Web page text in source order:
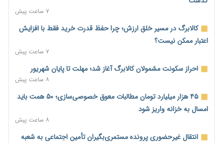
۷ ساعت پیش
کالابرگ در مسیر خلق ارزش؛ چرا حفظ قدرت خرید فقط با افزایش
اعتبار ممکن نیست؟
۷ ساعت پیش
احراز سکونت مشمولان کالابرگ آغاز شد؛ مهلت تا پایان شهریور
۸ ساعت پیش
۴۵ هزار میلیارد تومان مطالبات معوق خصوصی‌سازی؛ ۵۰ همت باید
امسال به خزانه واریز شود
۸ ساعت پیش
انتقال غیرحضوری پرونده مستمری‌بگیران تأمین اجتماعی به شعبه